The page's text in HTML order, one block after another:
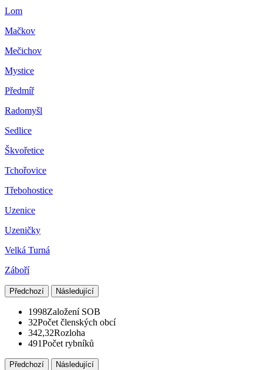
Lom
Mačkov
Mečichov
Mystice
Předmíř
Radomyšl
Sedlice
Škvořetice
Tchořovice
Třebohostice
Uzenice
Uzeničky
Velká Turná
Záboří
Předchozí Následující
1998Založení SOB
32Počet členských obcí
342,32Rozloha
491Počet rybníků
Předchozí Následující